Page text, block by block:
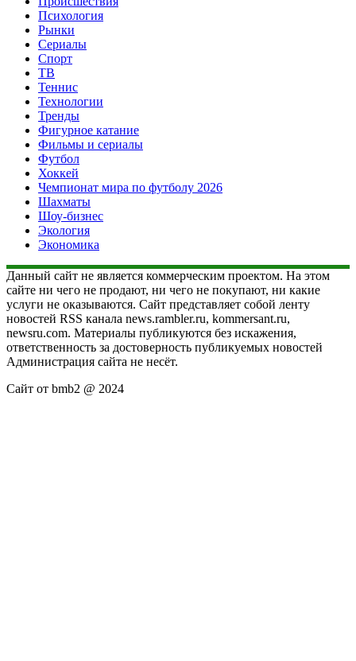
Психология
Рынки
Сериалы
Спорт
ТВ
Теннис
Технологии
Тренды
Фигурное катание
Фильмы и сериалы
Футбол
Хоккей
Чемпионат мира по футболу 2026
Шахматы
Шоу-бизнес
Экология
Экономика
Данный сайт не является коммерческим проектом. На этом
сайте ни чего не продают, ни чего не покупают, ни какие
услуги не оказываются. Сайт представляет собой ленту
новостей RSS канала news.rambler.ru, kommersant.ru,
newsru.com. Материалы публикуются без искажения,
ответственность за достоверность публикуемых новостей
Администрация сайта не несёт.
Сайт от bmb2 @ 2024